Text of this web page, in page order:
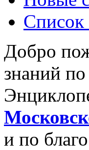
Список
Добро
знаний
и по